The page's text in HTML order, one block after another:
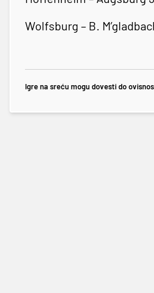
Wolfsburg – B.
Igre na sreću mogu dovesti do